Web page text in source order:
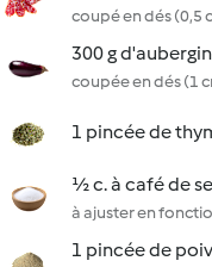
coupé en dés (0,5
300 g
coupée en dés (1
1 pincée de
½ c. à café de
à ajuster en
1 pincée de